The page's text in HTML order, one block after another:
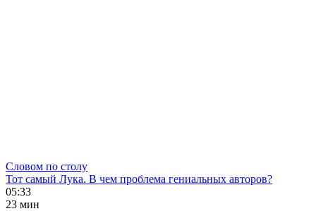
Словом по столу
Тот самый Лука. В чем проблема гениальных авторов?
05:33
23 мин